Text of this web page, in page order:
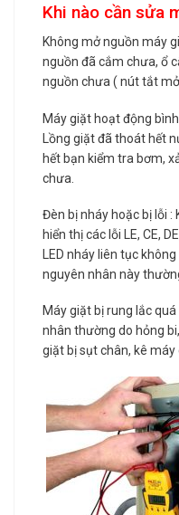
Khi nào cần sửa
Không mở nguồn máy
nguồn đã cắm chưa, ổ
nguồn chưa ( nút tắt mở
Máy giặt hoạt động
Lồng giặt đã thoát hết
hết bạn kiểm tra bơm,
chưa.
Đèn bị nháy hoặc bị lỗi
hiển thị các lỗi LE, CE,
LED nháy liên tục
nguyên nhân này
Máy giặt bị rung lắc
nhân thường do hỏng
giặt bị sụt chân, kê máy